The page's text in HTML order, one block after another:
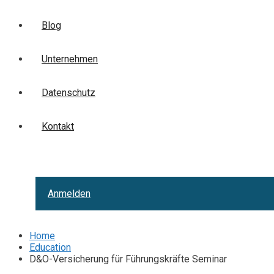
Blog
Unternehmen
Datenschutz
Kontakt
Anmelden
Home
Education
D&O-Versicherung für Führungskräfte Seminar